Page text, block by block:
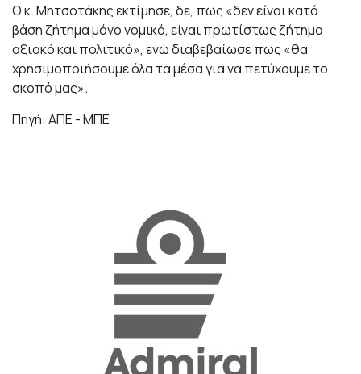
Ο κ. Μητσοτάκης εκτίμησε, δε, πως «δεν είναι κατά
βάση ζήτημα μόνο νομικό, είναι πρωτίστως ζήτημα
αξιακό και πολιτικό», ενώ διαβεβαίωσε πως «θα
χρησιμοποιήσουμε όλα τα μέσα για να πετύχουμε το
σκοπό μας».
Πηγή: ΑΠΕ - ΜΠΕ